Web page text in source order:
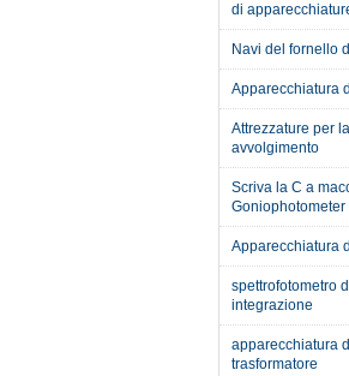
di
Navi del fornello
Apparecchiatura
Attrezzature per
avvolgimento
Scriva la C a
Goniophotometer
Apparecchiatura
spettrofotometro
integrazione
apparecchiatura
trasformatore